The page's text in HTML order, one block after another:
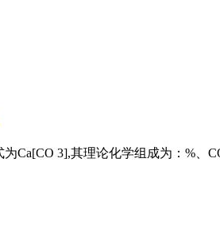
Ca[CO 3],其理论化学组成为：%、